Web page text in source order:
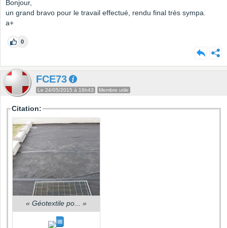
Bonjour,
un grand bravo pour le travail effectué, rendu final très sympa.
a+
0
FCE73
Le 24/05/2015 à 19h43 Membre utile
Citation:
« Géotextile po... »